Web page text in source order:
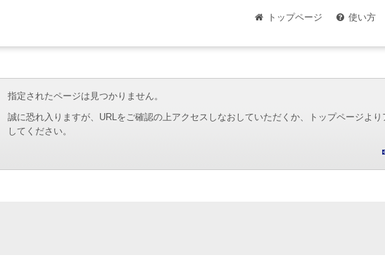
トップページ 使い方
指定されたページは見つかりません。
誠に恐れ入りますが、URLをご確認の上アクセスしなおしていただくか、トップページより
してください。